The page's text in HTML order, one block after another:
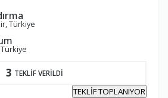
Türkiye
3 TEKLİF VERİLDİ
TEKLİF TOPLANIYOR